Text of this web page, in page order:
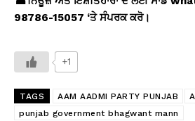
98786-15057 ‘ਤੇ ਸੰਪਰਕ ਕਰੋ।
+1
TAGS AAM AADMI PARTY PUNJAB
punjab government bhagwant mann